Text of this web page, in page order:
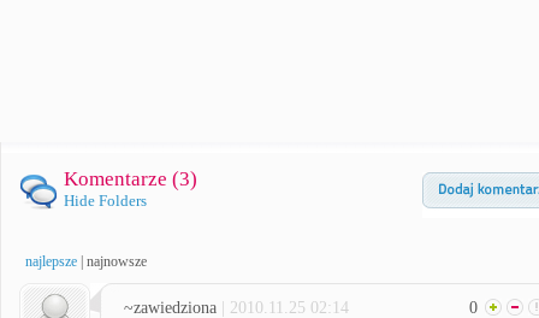
Komentarze (3)
Hide Folders
najlepsze najnowsze
~zawiedziona | 2010.11.25 02:14 0